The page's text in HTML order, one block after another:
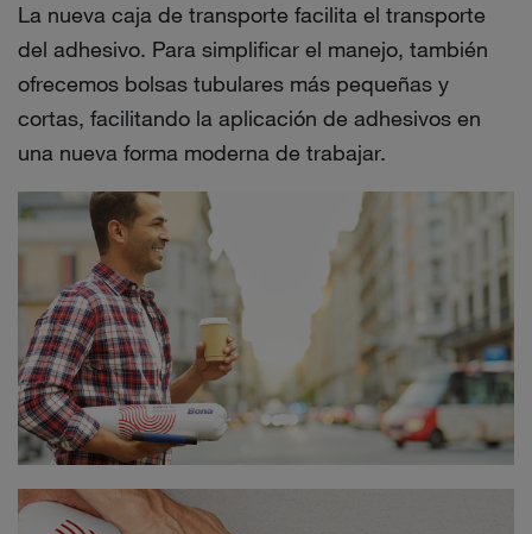
La nueva caja de transporte facilita el transporte
del adhesivo. Para simplificar el manejo, también
ofrecemos bolsas tubulares más pequeñas y
cortas, facilitando la aplicación de adhesivos en
una nueva forma moderna de trabajar.